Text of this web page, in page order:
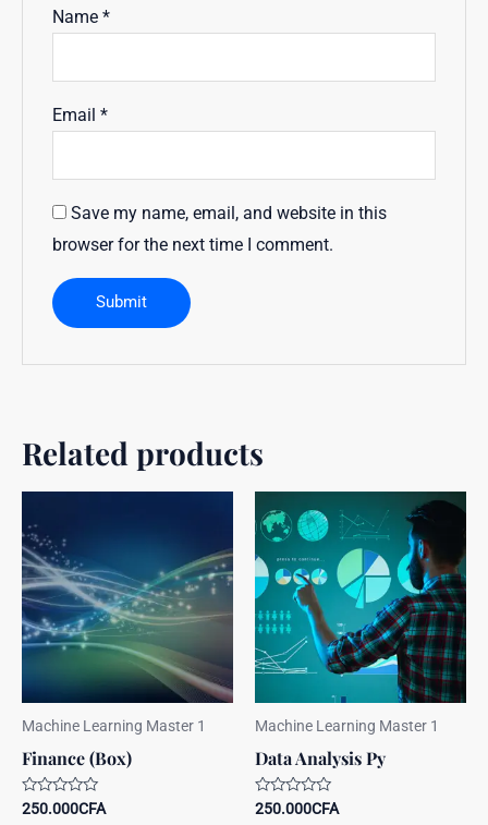
Name *
Email *
Save my name, email, and website in this
browser for the next time I comment.
Related products
Machine Learning Master 1
Finance (Box)
Rated
250.000CFA
Machine Learning Master 1
Data Analysis Py
Rated
250.000CFA